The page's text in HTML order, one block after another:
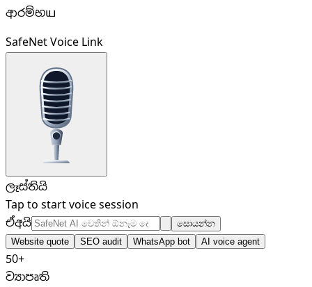
ආරම්භய
SafeNet Voice Link
ලෑස්තියි
Tap to start voice session
SafeNet AI වෙතින් ඕනෑම දෙයක් අසන්න...
ඒඅයි
සොයන්න
Website quote
SEO audit WhatsApp bot AI voice agent
50+
ව්‍යාපෘති